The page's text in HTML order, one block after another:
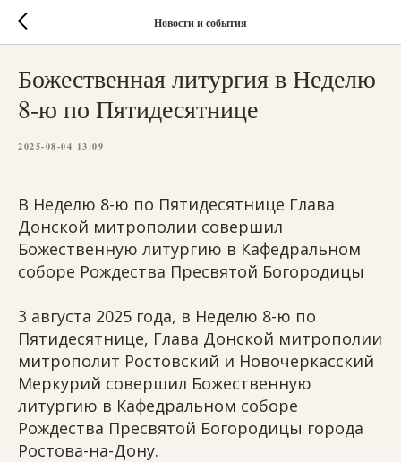
Новости и события
Божественная литургия в Неделю
8-ю по Пятидесятнице
2025-08-04 13:09
В Неделю 8-ю по Пятидесятнице Глава
Донской митрополии совершил
Божественную литургию в Кафедральном
соборе Рождества Пресвятой Богородицы
3 августа 2025 года, в Неделю 8-ю по
Пятидесятнице, Глава Донской митрополии
митрополит Ростовский и Новочеркасский
Меркурий совершил Божественную
литургию в Кафедральном соборе
Рождества Пресвятой Богородицы города
Ростова-на-Дону.